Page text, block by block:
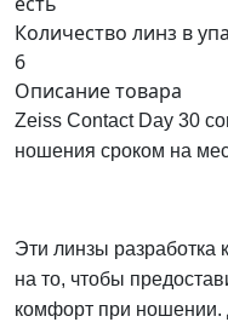
Количество линз в
6
Описание товара
Zeiss Contact Day 30
ношения сроком на
Эти линзы разработка
на то, чтобы
комфорт при ношении.